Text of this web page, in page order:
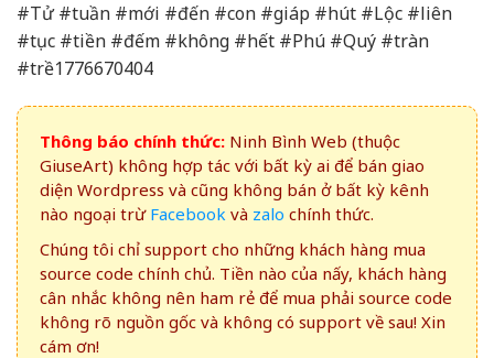
#Tử #tuần #mới #đến #con #giáp #hút #Lộc #liên
#tục #tiền #đếm #không #hết #Phú #Quý #tràn
#trề1776670404
Thông báo chính thức: Ninh Bình Web (thuộc
GiuseArt) không hợp tác với bất kỳ ai để bán giao
diện Wordpress và cũng không bán ở bất kỳ kênh
nào ngoại trừ Facebook và zalo chính thức.
Chúng tôi chỉ support cho những khách hàng mua
source code chính chủ. Tiền nào của nấy, khách hàng
cân nhắc không nên ham rẻ để mua phải source code
không rõ nguồn gốc và không có support về sau! Xin
cám ơn!